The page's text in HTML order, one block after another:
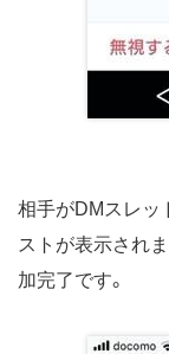
相手がDMスレッ
ストが表示され
加完了です。